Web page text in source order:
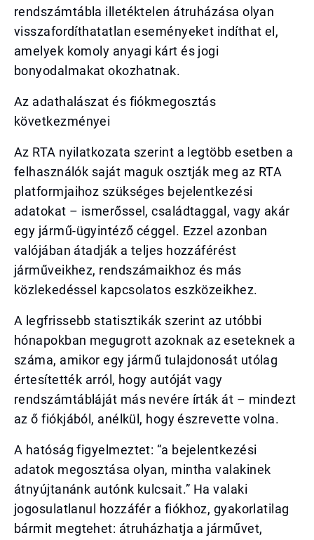
rendszámtábla illetéktelen átruházása olyan
visszafordíthatatlan eseményeket indíthat el,
amelyek komoly anyagi kárt és jogi
bonyodalmakat okozhatnak.
Az adathalászat és fiókmegosztás
következményei
Az RTA nyilatkozata szerint a legtöbb esetben a
felhasználók saját maguk osztják meg az RTA
platformjaihoz szükséges bejelentkezési
adatokat – ismerőssel, családtaggal, vagy akár
egy jármű-ügyintéző céggel. Ezzel azonban
valójában átadják a teljes hozzáférést
járműveikhez, rendszámaikhoz és más
közlekedéssel kapcsolatos eszközeikhez.
A legfrissebb statisztikák szerint az utóbbi
hónapokban megugrott azoknak az eseteknek a
száma, amikor egy jármű tulajdonosát utólag
értesítették arról, hogy autóját vagy
rendszámtábláját más nevére írták át – mindezt
az ő fiókjából, anélkül, hogy észrevette volna.
A hatóság figyelmeztet: “a bejelentkezési
adatok megosztása olyan, mintha valakinek
átnyújtanánk autónk kulcsait.” Ha valaki
jogosulatlanul hozzáfér a fiókhoz, gyakorlatilag
bármit megtehet: átruházhatja a járművet,